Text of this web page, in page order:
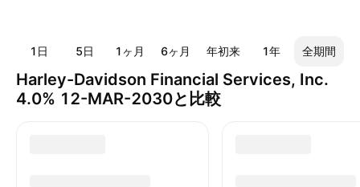
1日 5日 1ヶ月 6ヶ月 年初来 1年 全期間
Harley-Davidson Financial Services, Inc.
4.0% 12-MAR-2030と比較